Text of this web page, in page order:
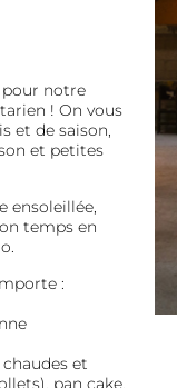
pour notre
! On vous
et de saison,
et petites
ensoleillée,
temps en
:
et
pan cake,